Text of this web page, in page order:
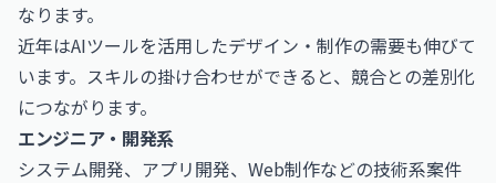
なります。
近年はAIツールを活用したデザイン・制作の需要も伸びて
います。スキルの掛け合わせができると、競合との差別化
につながります。
エンジニア・開発系
システム開発、アプリ開発、Web制作などの技術系案件